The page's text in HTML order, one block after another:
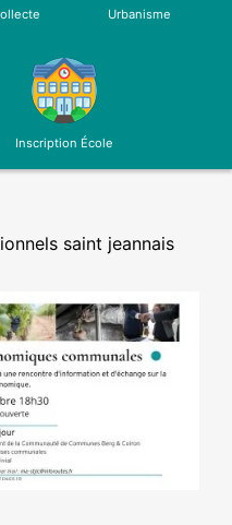
Urbanisme
Inscription École
saint jeannais